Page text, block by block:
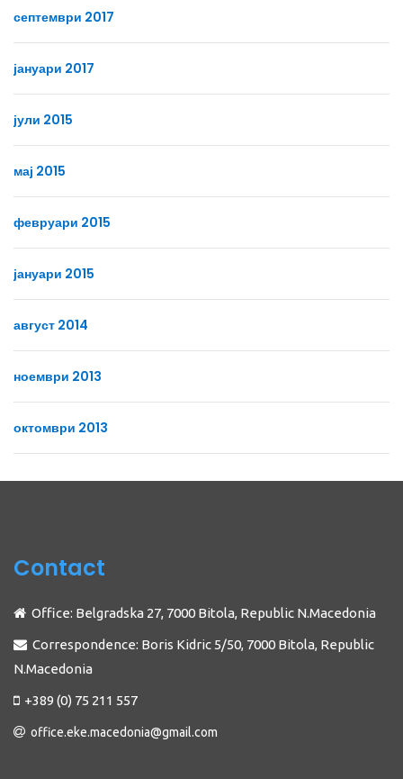
септември 2017
јануари 2017
јули 2015
мај 2015
февруари 2015
јануари 2015
август 2014
ноември 2013
октомври 2013
Contact
Office: Belgradska 27, 7000 Bitola, Republic N.Macedonia
Correspondence: Boris Kidric 5/50, 7000 Bitola, Republic
N.Macedonia
+389 (0) 75 211 557
office.eke.macedonia@gmail.com